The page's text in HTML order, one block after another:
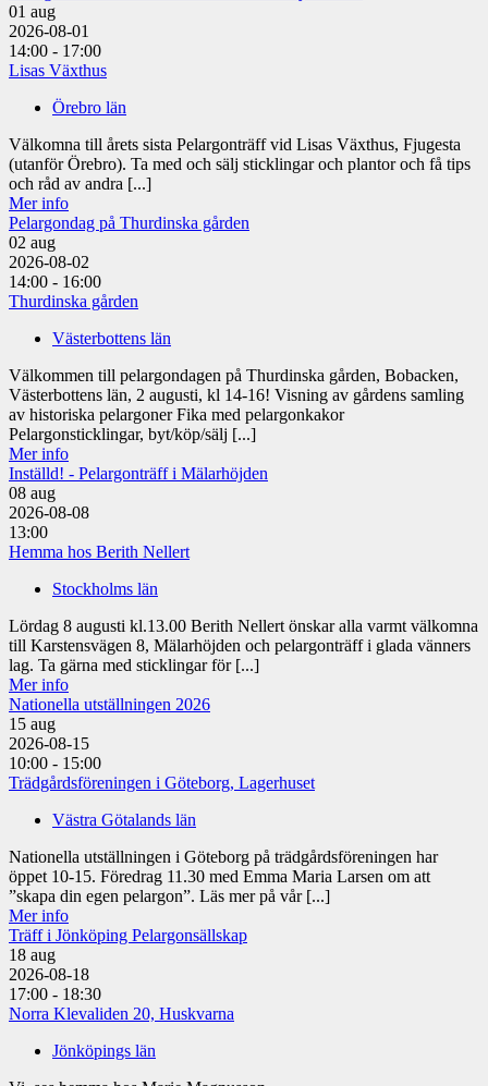
01 aug
2026-08-01
14:00 - 17:00
Lisas Växthus
Örebro län
Välkomna till årets sista Pelargonträff vid Lisas Växthus, Fjugesta
(utanför Örebro). Ta med och sälj sticklingar och plantor och få tips
och råd av andra [...]
Mer info
Pelargondag på Thurdinska gården
02 aug
2026-08-02
14:00 - 16:00
Thurdinska gården
Västerbottens län
Välkommen till pelargondagen på Thurdinska gården, Bobacken,
Västerbottens län, 2 augusti, kl 14-16! Visning av gårdens samling
av historiska pelargoner Fika med pelargonkakor
Pelargonsticklingar, byt/köp/sälj [...]
Mer info
Inställd! - Pelargonträff i Mälarhöjden
08 aug
2026-08-08
13:00
Hemma hos Berith Nellert
Stockholms län
Lördag 8 augusti kl.13.00 Berith Nellert önskar alla varmt välkomna
till Karstensvägen 8, Mälarhöjden och pelargonträff i glada vänners
lag. Ta gärna med sticklingar för [...]
Mer info
Nationella utställningen 2026
15 aug
2026-08-15
10:00 - 15:00
Trädgårdsföreningen i Göteborg, Lagerhuset
Västra Götalands län
Nationella utställningen i Göteborg på trädgårdsföreningen har
öppet 10-15. Föredrag 11.30 med Emma Maria Larsen om att
”skapa din egen pelargon”. Läs mer på vår [...]
Mer info
Träff i Jönköping Pelargonsällskap
18 aug
2026-08-18
17:00 - 18:30
Norra Klevaliden 20, Huskvarna
Jönköpings län